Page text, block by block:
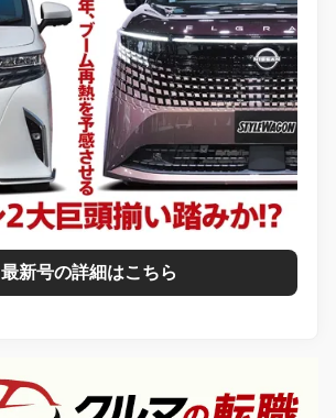
最新号の詳細はこちら